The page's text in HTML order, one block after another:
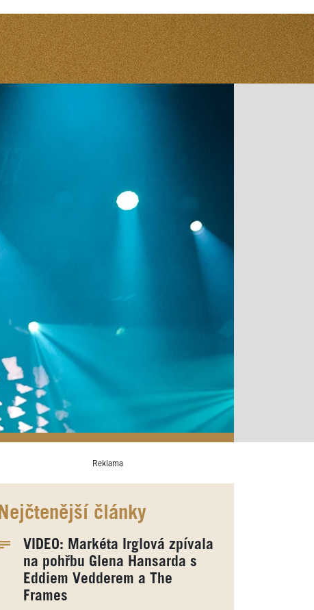
Reklama
Nejčtenější články
VIDEO: Markéta Irglová zpívala
na pohřbu Glena Hansarda s
Eddiem Vedderem a The
Frames